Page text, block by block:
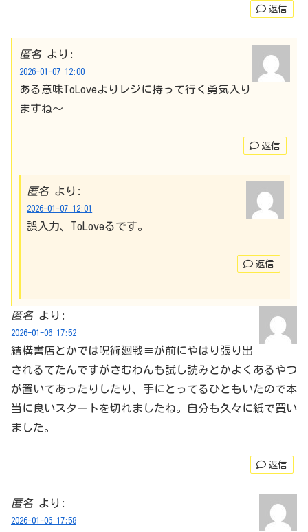
返信
匿名 より:
2026-01-07 12:00
ある意味ToLoveよりレジに持って行く勇気入り
ますね〜
返信
匿名 より:
2026-01-07 12:01
誤入力、ToLoveるです。
返信
匿名 より:
2026-01-06 17:52
結構書店とかでは呪術廻戦≡が前にやはり張り出
されるてたんですがさむわんも試し読みとかよくあるやつ
が置いてあったりしたり、手にとってるひともいたので本
当に良いスタートを切れましたね。自分も久々に紙で買い
ました。
返信
匿名 より:
2026-01-06 17:58